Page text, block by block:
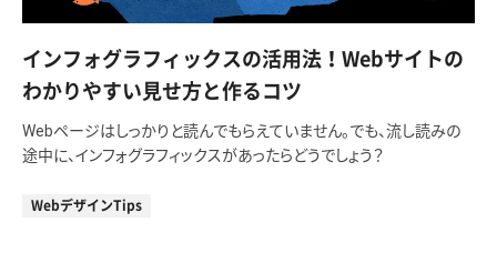
インフォグラフィックスの活用法！Webサイトの
わかりやすい見せ方と作るコツ
Webページはしっかりと読んでもらえていません。でも、流し読みの
途中に、インフォグラフィックスがあったらどうでしょう？
WebデザインTips